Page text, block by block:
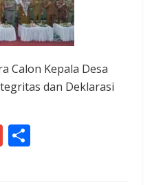
Calon Kepala Desa
dan Deklarasi
G